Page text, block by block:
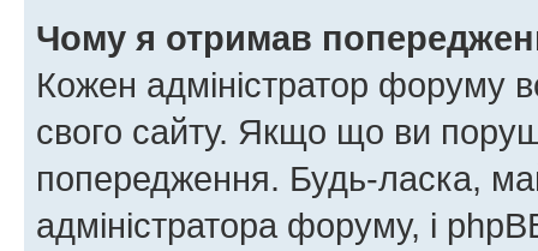
Чому я отримав
Кожен адміністратор форуму
свого сайту. Якщо що ви
попередження. Будь-ласка,
адміністратора форуму, і